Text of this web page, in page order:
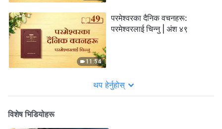
11:54
परमेश्‍वरका दैनिक वचनहरू:
परमेश्‍वरलाई चिन्‍नु | अंश ४९
थप हेर्नुहोस्
विशेष भिडियोहरू